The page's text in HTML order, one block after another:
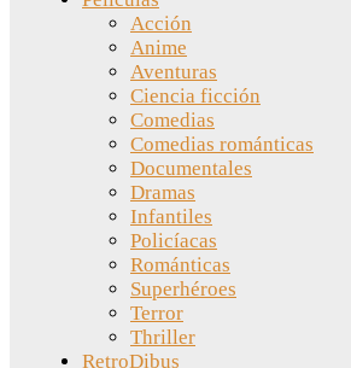
Acción
Anime
Aventuras
Ciencia ficción
Comedias
Comedias románticas
Documentales
Dramas
Infantiles
Policíacas
Románticas
Superhéroes
Terror
Thriller
RetroDibus